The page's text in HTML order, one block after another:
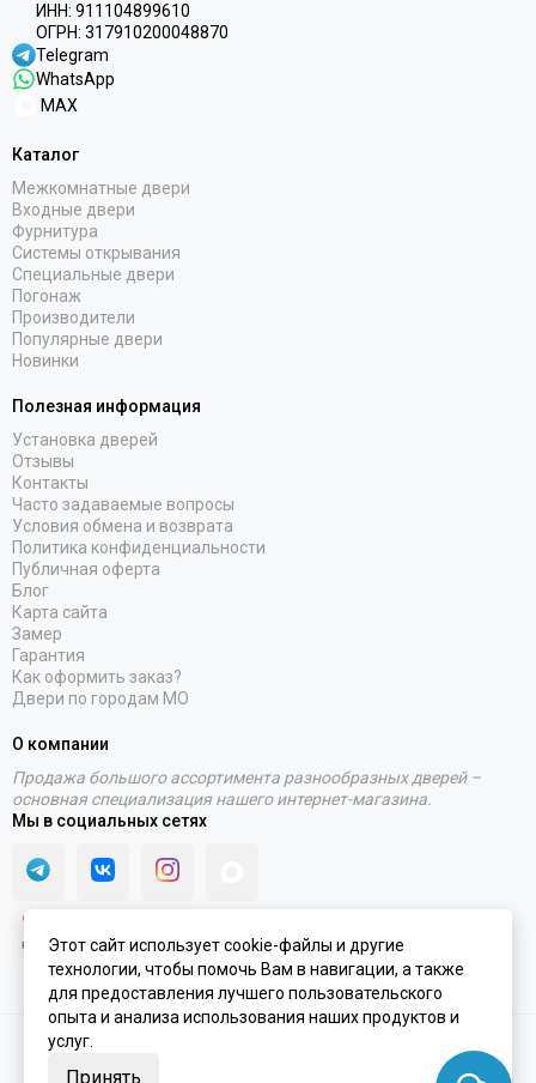
ИНН: 911104899610
ОГРН: 317910200048870
Telegram
WhatsApp
MAX
Каталог
Межкомнатные двери
Входные двери
Фурнитура
Системы открывания
Специальные двери
Погонаж
Производители
Популярные двери
Новинки
Полезная информация
Установка дверей
Отзывы
Контакты
Часто задаваемые вопросы
Условия обмена и возврата
Политика конфиденциальности
Публичная оферта
Блог
Карта сайта
Замер
Гарантия
Как оформить заказ?
Двери по городам МО
О компании
Продажа большого ассортимента разнообразных дверей –
основная специализация нашего интернет-магазина.
Мы в социальных сетях
2020 - 2026 © Интернет-магазин PORTALINI | ИП Колесников Антон
Игоревич ОГРНИП 317910200048870 ИНН 911104899610
Этот сайт использует cookie-файлы и другие
технологии, чтобы помочь Вам в навигации, а также
для предоставления лучшего пользовательского
опыта и анализа использования наших продуктов и
услуг.
Принять